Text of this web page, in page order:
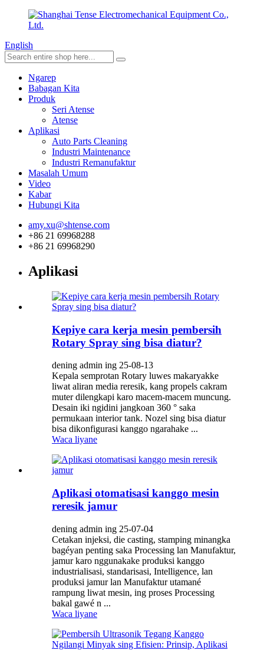
English
Ngarep
Babagan Kita
Produk
Seri Atense
Atense
Aplikasi
Auto Parts Cleaning
Industri Maintenance
Industri Remanufaktur
Masalah Umum
Video
Kabar
Hubungi Kita
amy.xu@shtense.com
+86 21 69968288
+86 21 69968290
Aplikasi
Kepiye cara kerja mesin pembersih
Rotary Spray sing bisa diatur?
dening admin ing 25-08-13
Kepala semprotan Rotary luwes makaryakke
liwat aliran media reresik, kang propels cakram
muter dilengkapi karo macem-macem muncung.
Desain iki ngidini jangkoan 360 ° saka
permukaan interior tank. Nozel sing bisa diatur
bisa dikonfigurasi kanggo ngarahake ...
Waca liyane
Aplikasi otomatisasi kanggo mesin
reresik jamur
dening admin ing 25-07-04
Cetakan injeksi, die casting, stamping minangka
bagéyan penting saka Processing lan Manufaktur,
jamur karo nggunakake produksi kanggo
industrialisasi, standarisasi, Intelligence, lan
produksi jamur lan Manufaktur utamané
rampung liwat mesin, ing proses Processing
bakal gawé n ...
Waca liyane